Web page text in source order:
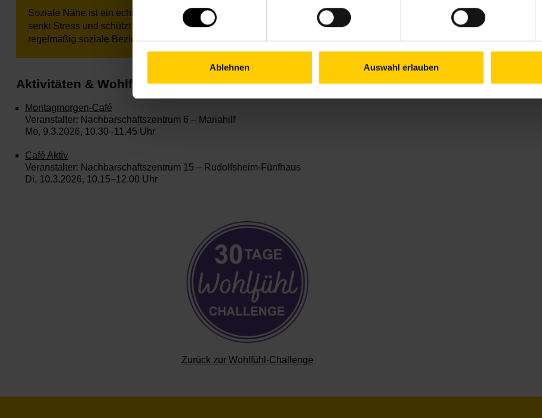
Ablehnen Auswahl erlauben
Soziale Nähe ist ein echter Schutzfaktor für die seelische Gesundheit: Sie stärkt unser Immunsystem,
senkt Stress und schützt langfristig vor Depressionen und Herz-Kreislauf-Erkrankungen. Wer
regelmäßig soziale Beziehungen pflegt, lebt also meist nicht nur gesünder – sondern auch glücklicher.
Aktivitäten & Wohlfühltipps 💡
Montagmorgen-Café
Veranstalter: Nachbarschaftszentrum 6 – Mariahilf
Mo, 9.3.2026, 10.30–11.45 Uhr
Café Aktiv
Veranstalter: Nachbarschaftszentrum 15 – Rudolfsheim-Fünfhaus
Di, 10.3.2026, 10.15–12.00 Uhr
Zurück zur Wohlfühl-Challenge